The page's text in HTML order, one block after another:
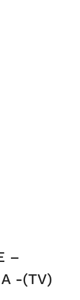
–
-(TV)